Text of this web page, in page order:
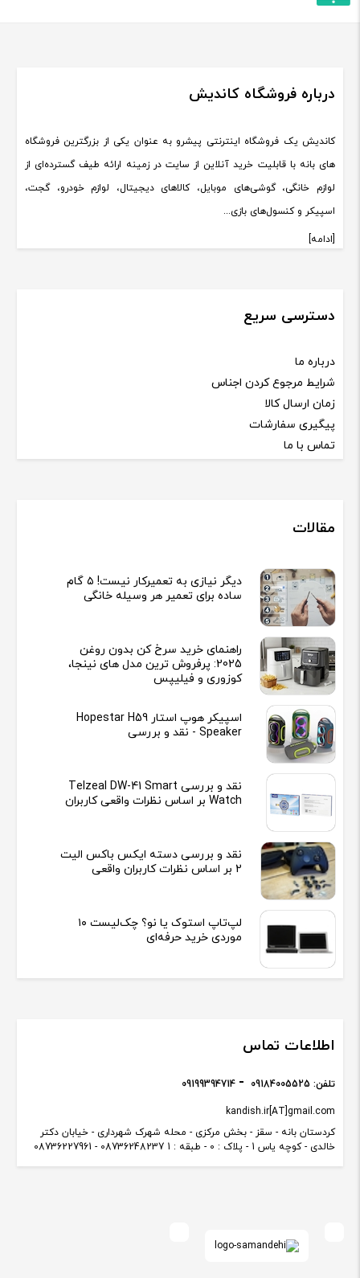
درباره فروشگاه کاندیش
کاندیش یک فروشگاه اینترنتی پیشرو به عنوان یکی از بزرگترین فروشگاه
های بانه با قابلیت خرید آنلاین از سایت در زمینه ارائه طیف گسترده‌ای از
لوازم خانگی، گوشی‌های موبایل، کالاهای دیجیتال، لوازم خودرو، گجت،
اسپیکر و کنسول‌های بازی...
[ادامه]
دسترسی سریع
درباره ما
شرایط مرجوع کردن اجناس
زمان ارسال کالا
پیگیری سفارشات
تماس با ما
مقالات
دیگر نیازی به تعمیرکار نیست! ۵ گام
ساده برای تعمیر هر وسیله خانگی
راهنمای خرید سرخ کن بدون روغن
2025: پرفروش ترین مدل های نینجا،
کوزوری و فیلیپس
اسپیکر هوپ استار Hopestar H59
Speaker - نقد و بررسی
نقد و بررسی Telzeal DW-41 Smart
Watch بر اساس نظرات واقعی کاربران
نقد و بررسی دسته ایکس باکس الیت
2 بر اساس نظرات کاربران واقعی
لپ‌تاپ استوک یا نو؟ چک‌لیست ۱۰
موردی خرید حرفه‌ای
اطلاعات تماس
کردستان بانه - سقز - بخش مرکزی - محله شهرک شهرداری - خیابان دکتر
خالدی - کوچه یاس 1 - پلاک : 0 - طبقه : 1 08736248237 - 08736227961
kandish.ir[AT]gmail.com
تلفن: 09184005525
09199394714